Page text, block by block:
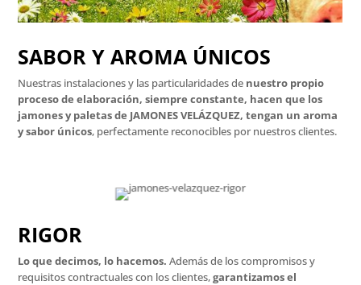
SABOR Y AROMA ÚNICOS
Nuestras instalaciones y las particularidades de nuestro propio
proceso de elaboración, siempre constante, hacen que los
jamones y paletas de JAMONES VELÁZQUEZ, tengan un aroma
y sabor únicos, perfectamente reconocibles por nuestros clientes.
RIGOR
Lo que decimos, lo hacemos. Además de los compromisos y
requisitos contractuales con los clientes,garantizamos el